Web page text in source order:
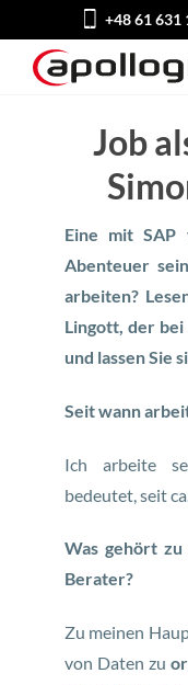
+48 61 631
Job
Eine mit SAP
Abenteuer
arbeiten?
Lingott, der
und lassen Sie
Seit wann
Ich arbeite
bedeutet, seit
Was gehört zu
Berater?
Zu meinen
von Daten zu